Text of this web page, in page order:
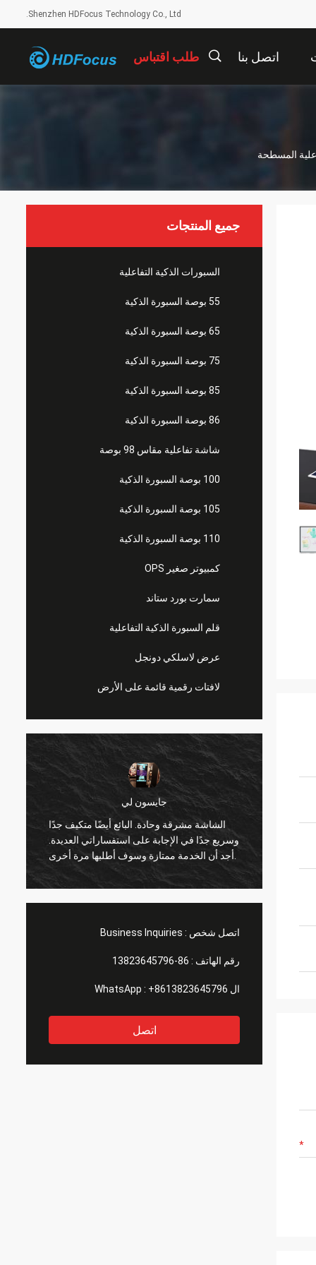
Shenzhen HDFocus Technology Co., Ltd.
اتصل بنا طلب اقتباس
جميع المنتجات
السبورات الذكية التفاعلية
55 بوصة السبورة الذكية
65 بوصة السبورة الذكية
75 بوصة السبورة الذكية
85 بوصة السبورة الذكية
86 بوصة السبورة الذكية
شاشة تفاعلية مقاس 98 بوصة
100 بوصة السبورة الذكية
105 بوصة السبورة الذكية
110 بوصة السبورة الذكية
كمبيوتر صغير OPS
سمارت بورد ستاند
قلم السبورة الذكية التفاعلية
عرض لاسلكي دونجل
لافتات رقمية قائمة على الأرض
جايسون لي
الشاشة مشرقة وحادة. البائع أيضًا متكيف جدًا
وسريع جدًا في الإجابة على استفساراتي العديدة.
اتصل شخص : Business Inquiries
رقم الهاتف : 86-13823645796
ال WhatsApp : +8613823645796
اتصل